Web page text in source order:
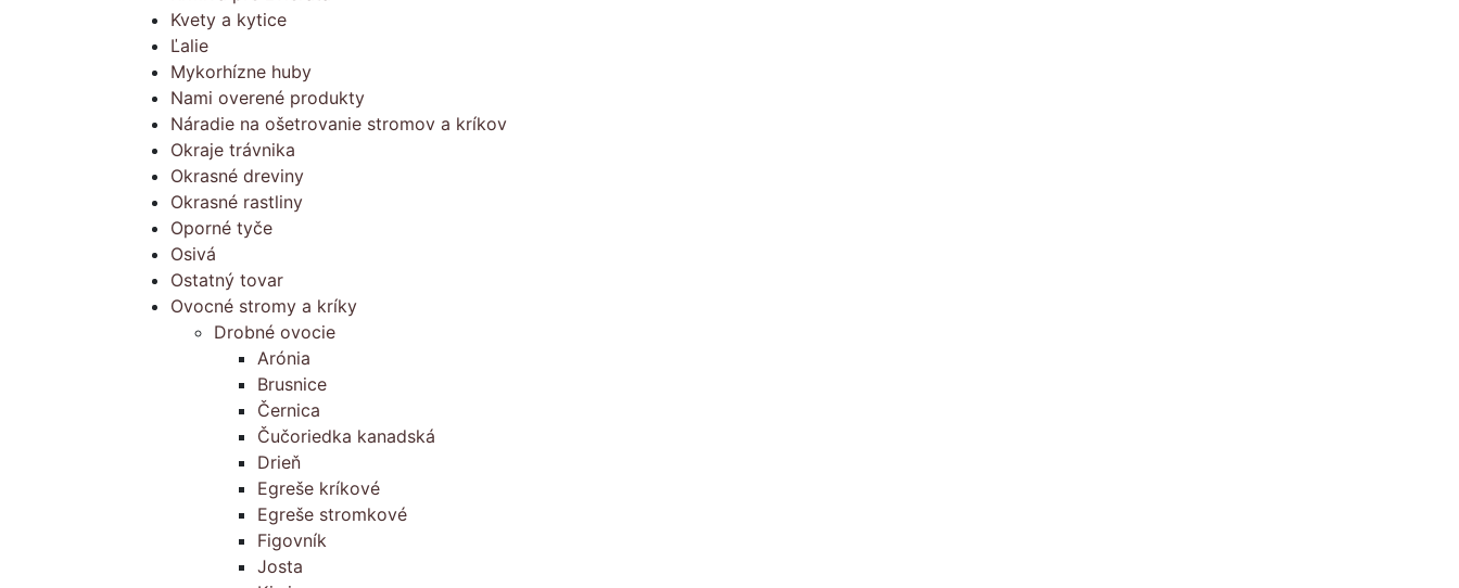
Kvety a kytice
Ľalie
Mykorhízne huby
Nami overené produkty
Náradie na ošetrovanie stromov a kríkov
Okraje trávnika
Okrasné dreviny
Okrasné rastliny
Oporné tyče
Osivá
Ostatný tovar
Ovocné stromy a kríky
Drobné ovocie
Arónia
Brusnice
Černica
Čučoriedka kanadská
Drieň
Egreše kríkové
Egreše stromkové
Figovník
Josta